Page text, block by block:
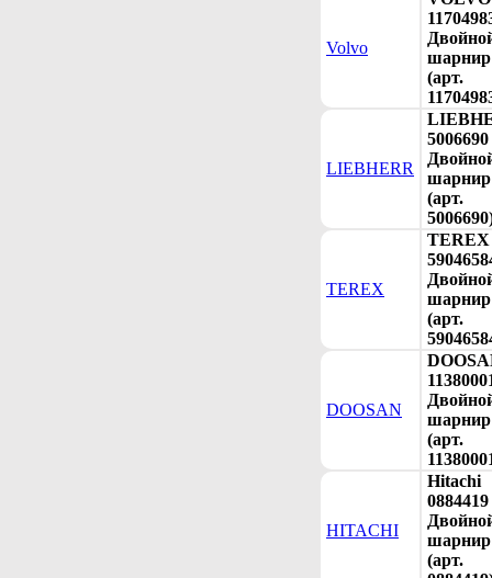
Volvo
шарнир
(арт.
LIEBHERR
5006690
шарнир
(арт.
TEREX
TEREX
шарнир
(арт.
DOOSAN
шарнир
(арт.
HITACHI
Hitachi
0884419
шарнир
(арт.